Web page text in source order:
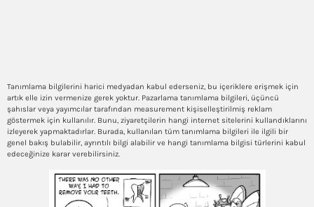
Tanımlama bilgilerini harici medyadan kabul ederseniz, bu içeriklere erişmek için
artık elle izin vermenize gerek yoktur. Pazarlama tanımlama bilgileri, üçüncü
şahıslar veya yayımcılar tarafından measurement kişiselleştirilmiş reklam
göstermek için kullanılır. Bunu, ziyaretçilerin hangi internet sitelerini kullandıklarını
izleyerek yapmaktadırlar. Burada, kullanılan tüm tanımlama bilgileri ile ilgili bir
genel bakış bulabilir, ayrıntılı bilgi alabilir ve hangi tanımlama bilgisi türlerini kabul
edeceğinize karar verebilirsiniz.